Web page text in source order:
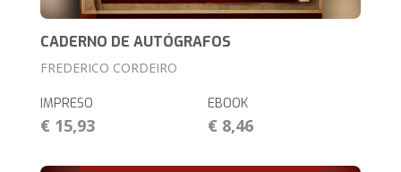
CADERNO DE AUTÓGRAFOS
FREDERICO CORDEIRO
IMPRESO
€ 15,93
EBOOK
€ 8,46